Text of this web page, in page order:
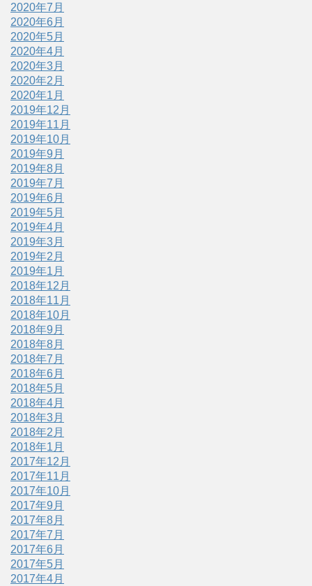
2020年7月
2020年6月
2020年5月
2020年4月
2020年3月
2020年2月
2020年1月
2019年12月
2019年11月
2019年10月
2019年9月
2019年8月
2019年7月
2019年6月
2019年5月
2019年4月
2019年3月
2019年2月
2019年1月
2018年12月
2018年11月
2018年10月
2018年9月
2018年8月
2018年7月
2018年6月
2018年5月
2018年4月
2018年3月
2018年2月
2018年1月
2017年12月
2017年11月
2017年10月
2017年9月
2017年8月
2017年7月
2017年6月
2017年5月
2017年4月